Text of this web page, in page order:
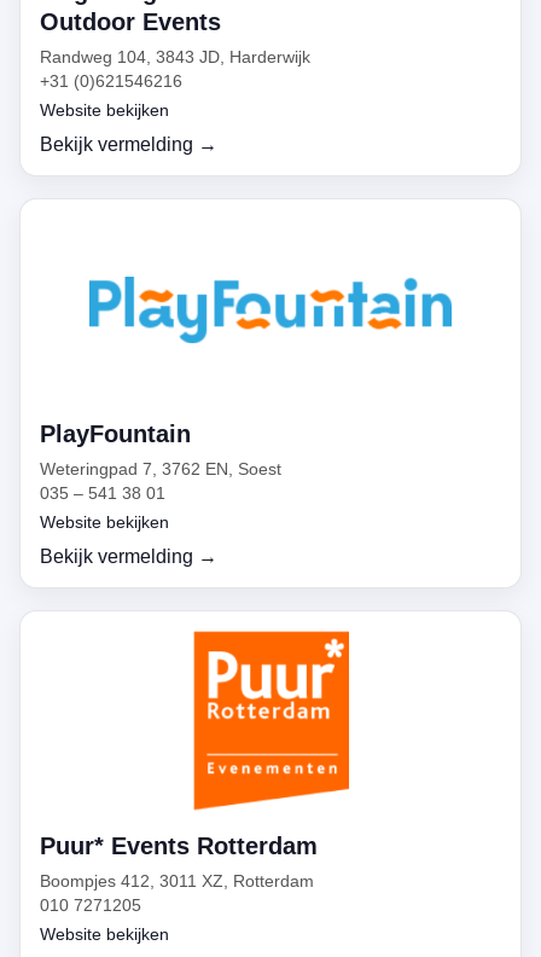
Outdoor Events
Randweg 104, 3843 JD, Harderwijk
+31 (0)621546216
Website bekijken
Bekijk vermelding →
PlayFountain
Weteringpad 7, 3762 EN, Soest
035 – 541 38 01
Website bekijken
Bekijk vermelding →
Puur* Events Rotterdam
Boompjes 412, 3011 XZ, Rotterdam
010 7271205
Website bekijken